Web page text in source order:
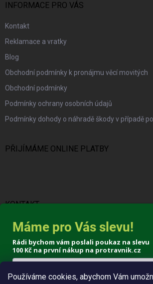
Používáme cookies, abychom Vám
INFORMACE PRO VÁS
Kontakt
Reklamace a vratky
Blog
Obchodní podmínky k pronájmu věcí movitých
Obchodní podmínky
Podmínky ochrany osobních údajů
Podmínky dohody o náhradě škody v případě
PŘIJÍMÁME ONLINE PLATBY
KONTAKT
info@protravnik.cz
+420 724 308 341
Máme pro Vás slevu!
Rádi bychom vám poslali poukaz na slevu
100 Kč na první nákup na protravnik.cz